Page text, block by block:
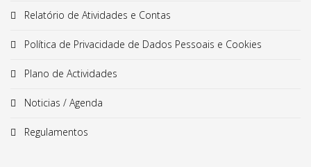
Relatório de Atividades e Contas
Política de Privacidade de Dados Pessoais e Cookies
Plano de Actividades
Noticias / Agenda
Regulamentos